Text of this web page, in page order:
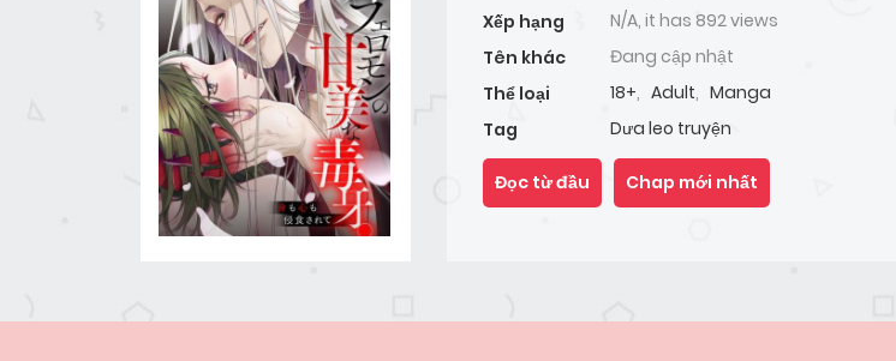
Xếp hạng
N/A, it has 892 views
Tên khác
Đang cập nhật
Thể loại
18+, Adult, Manga
Tag
Dưa leo truyện
Đọc từ đầu Chap mới nhất